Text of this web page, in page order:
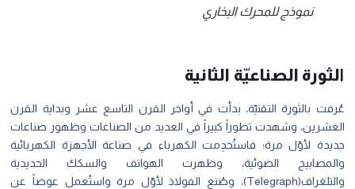
نموذج للمحرك البخاري
لثورة الصناعيّة الثانية
عُرفت بالثورة التقنيّة، بدأت في أواخر القرن التاسع عشر وبداية القرن
العشرين، وشهدت تطوراً كبيراً في العديد من الصناعات وظهور صناعات
جديدة لأوّل مرة؛ فاستُخدِمت الكهرباء في صناعة الأجهزة الكهربائية
والمصابيح الضوئية، وظهرت الهواتف والسكك الحديدية
والتلغراف(Telegraph)، وصُنع الفولاذ لأوّل مرة واستُعمل عوضاً عن